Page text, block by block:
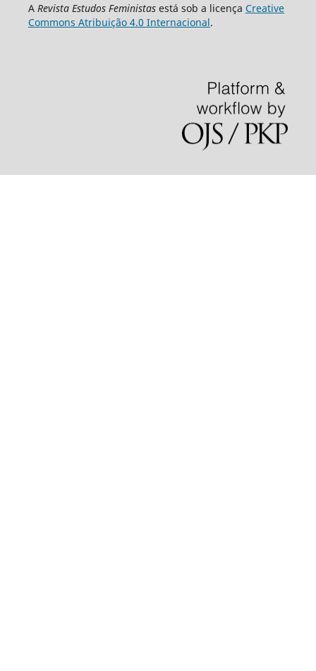
A Revista Estudos Feministasestá sob a licença Creative
Commons Atribuição 4.0 Internacional.